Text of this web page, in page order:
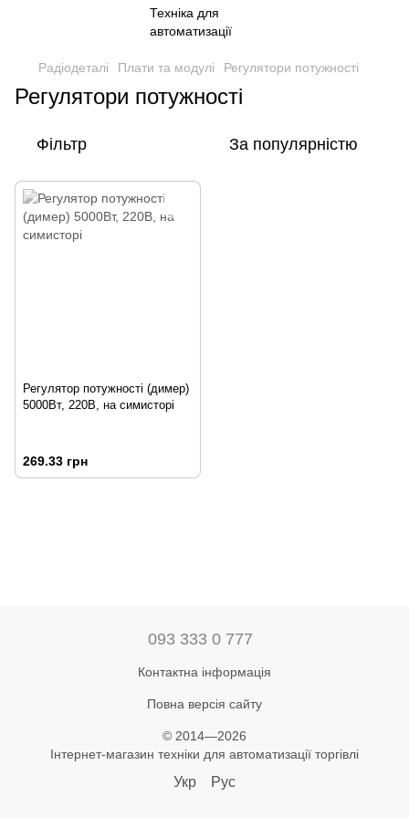
Радіодеталі Плати та модулі Регулятори потужності
Регулятори потужності
Фільтр За популярністю
Регулятор потужності (димер)
5000Вт, 220В, на симисторі
269.33 грн
093 333 0 777
Контактна інформація
Повна версія сайту
© 2014—2026
Інтернет-магазин техніки для автоматизації торгівлі
Укр Рус